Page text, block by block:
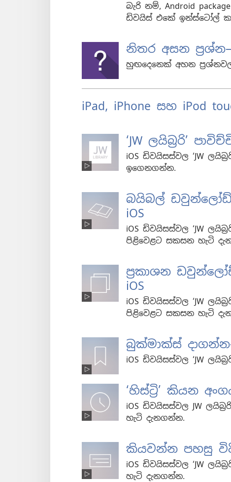
බැරි නම්, Android
ඩිවයිස් එකේ ඉන්ස්ටෝල්
නිතර අසන
හුඟදෙනෙක් අහන
iPad, iPhone සහ iPod
‘JW ලයිබ්‍රරි’
iOS ඩිවයිසස්වල ‘JW
ඉගෙනගන්න.
බයිබල්
iOS
iOS ඩිවයිසස්වල ‘JW
පිළිවෙළට සකසන හැටි
ප්‍රකාශන
iOS
iOS ඩිවයිසස්වල ‘JW
පිළිවෙළට සකසන හැටි
බුක්මාක්ස්
iOS ඩිවයිසස්වල ‘JW
‘හිස්ට්‍රි’ කියන
iOS ඩිවයිසස්වල JW
හැටි දැනගන්න.
කියවන්න පහසු
iOS ඩිවයිසස්වල ‘JW
හැටි දැනගන්න.